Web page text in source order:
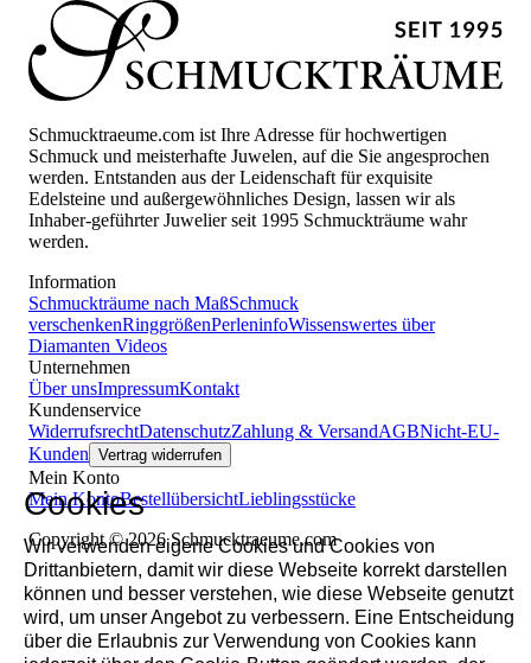
Schmucktraeume.com ist Ihre Adresse für hochwertigen
Schmuck und meisterhafte Juwelen, auf die Sie angesprochen
werden. Entstanden aus der Leidenschaft für exquisite
Edelsteine und außergewöhnliches Design, lassen wir als
Inhaber-geführter Juwelier seit 1995 Schmuckträume wahr
werden.
Information
Schmuckträume nach MaßSchmuck
verschenkenRinggrößenPerleninfoWissenswertes über
Diamanten Videos
Unternehmen
Über unsImpressumKontakt
Kundenservice
WiderrufsrechtDatenschutzZahlung & VersandAGBNicht-EU-
Kunden Vertrag widerrufen
Mein Konto
Mein KontoBestellübersichtLieblingsstücke
Copyright © 2026 Schmucktraeume.com
Cookies
Wir verwenden eigene Cookies und Cookies von
Drittanbietern, damit wir diese Webseite korrekt darstellen
können und besser verstehen, wie diese Webseite genutzt
wird, um unser Angebot zu verbessern. Eine Entscheidung
über die Erlaubnis zur Verwendung von Cookies kann